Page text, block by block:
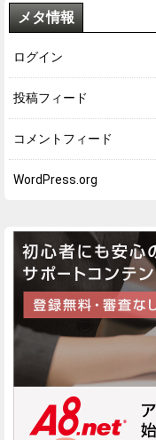
メタ情報
ログイン
投稿フィード
コメントフィード
WordPress.org